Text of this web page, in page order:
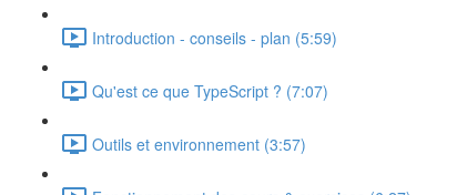
Introduction - conseils - plan (5:59)
Qu'est ce que TypeScript ? (7:07)
Outils et environnement (3:57)